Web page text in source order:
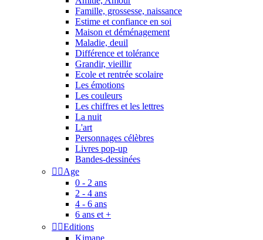
Famille, grossesse, naissance
Estime et confiance en soi
Maison et déménagement
Maladie, deuil
Différence et tolérance
Grandir, vieillir
Ecole et rentrée scolaire
Les émotions
Les couleurs
Les chiffres et les lettres
La nuit
L'art
Personnages célèbres
Livres pop-up
Bandes-dessinées
 Age
0 - 2 ans
2 - 4 ans
4 - 6 ans
6 ans et +
 Editions